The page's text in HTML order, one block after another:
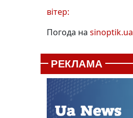
вітер:
Погода на sinoptik.ua
РЕКЛАМА